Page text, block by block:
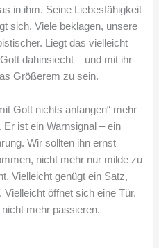
in ihm. Seine Liebesfähigkeit
sich. Viele beklagen, unsere
Liegt das vielleicht
dahinsiecht – und mit ihr
Größerem zu sein.
Gott nichts anfangen“ mehr
ist ein Warnsignal – ein
Wir sollten ihn ernst
nicht mehr nur milde zu
Vielleicht genügt ein Satz,
öffnet sich eine Tür.
mehr passieren.